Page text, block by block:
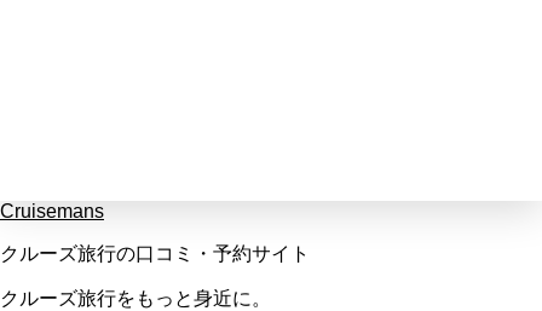
Cruisemans
クルーズ旅行の口コミ・予約サイト
クルーズ旅行をもっと身近に。